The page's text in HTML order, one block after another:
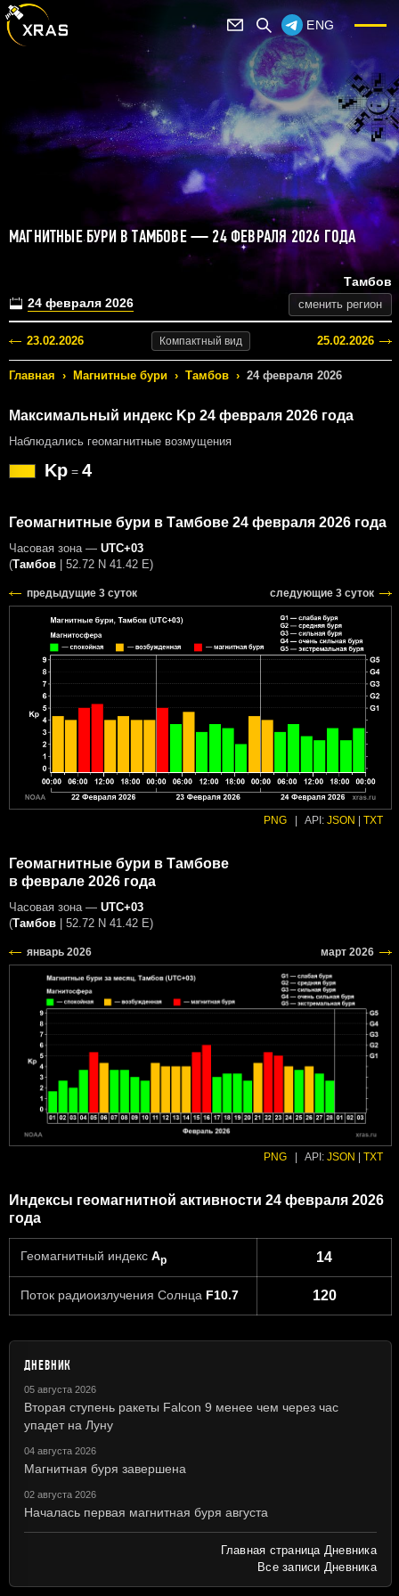
ENG
МАГНИТНЫЕ БУРИ В ТАМБОВЕ — 24 ФЕВРАЛЯ 2026 ГОДА
24 февраля 2026
Тамбов
сменить регион
23.02.2026 Компактный вид 25.02.2026
Главная › Магнитные бури › Тамбов › 24 февраля 2026
Максимальный индекс Kp 24 февраля 2026 года
Наблюдались геомагнитные возмущения
Kp = 4
Геомагнитные бури в Тамбове 24 февраля 2026 года
Часовая зона — UTC+03
(Тамбов | 52.72 N 41.42 E)
предыдущие 3 суток следующие 3 суток
PNG API: JSON TXT
Геомагнитные бури в Тамбове
в феврале 2026 года
Часовая зона — UTC+03
(Тамбов 52.72 N 41.42 E)
PNG API: JSON TXT
Индексы геомагнитной активности 24 февраля 2026
года
Геомагнитный индекс Ap 14
Поток радиоизлучения Солнца F10.7 120
ДНЕВНИК
05 августа 2026
Вторая ступень ракеты Falcon 9 менее чем через час
упадет на Луну
04 августа 2026
Магнитная буря завершена
02 августа 2026
Началась первая магнитная буря августа
Главная страница Дневника
Все записи Дневника